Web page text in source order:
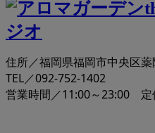
住所／福岡県福岡市中央区
TEL／092-752-1402
営業時間／11:00～23:00 定